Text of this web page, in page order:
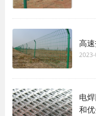
高
电
和